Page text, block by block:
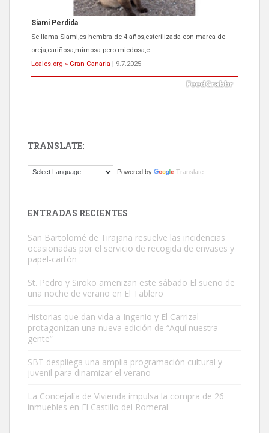
Siami Perdida
Se llama Siami,es hembra de 4 años,esterilizada con marca de
oreja,cariñosa,mimosa pero miedosa,e...
Leales.org » Gran Canaria
9.7.2025
El ayuntamiento se va a llevar a Los Gatos callejeros de la zona los
Este gato macho ha aparecido en la calle hace menos de un mes,
es muy manso y extremadamente cari...
Leales.org » Gran Canaria
TRANSLATE:
Powered by Translate
ENTRADAS RECIENTES
San Bartolomé de Tirajana resuelve las incidencias
ocasionadas por el servicio de recogida de envases y
papel-cartón
St. Pedro y Siroko amenizan este sábado El sueño de
una noche de verano en El Tablero
Historias que dan vida a Ingenio y El Carrizal
protagonizan una nueva edición de “Aquí nuestra
gente”
SBT despliega una amplia programación cultural y
juvenil para dinamizar el verano
La Concejalía de Vivienda impulsa la compra de 26
inmuebles en El Castillo del Romeral